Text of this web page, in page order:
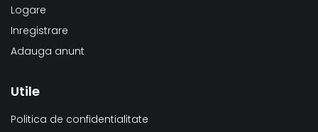
Logare
Inregistrare
Adauga anunt
Utile
Politica de confidentialitate